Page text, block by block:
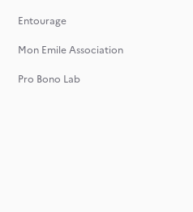
Entourage
Mon Emile Association
Pro Bono Lab